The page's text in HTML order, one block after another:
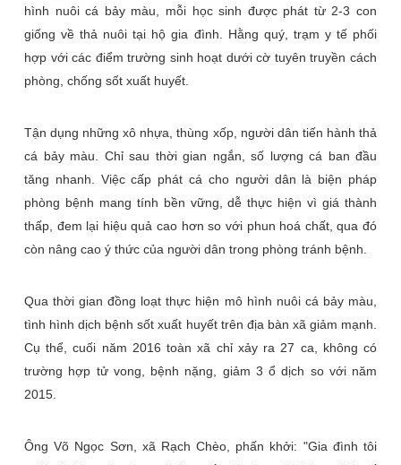
hình nuôi cá bảy màu, mỗi học sinh được phát từ 2-3 con
giống về thả nuôi tại hộ gia đình. Hằng quý, trạm y tế phối
hợp với các điểm trường sinh hoạt dưới cờ tuyên truyền cách
phòng, chống sốt xuất huyết.
Tận dụng những xô nhựa, thùng xốp, người dân tiến hành thả
cá bảy màu. Chỉ sau thời gian ngắn, số lượng cá ban đầu
tăng nhanh. Việc cấp phát cá cho người dân là biện pháp
phòng bệnh mang tính bền vững, dễ thực hiện vì giá thành
thấp, đem lại hiệu quả cao hơn so với phun hoá chất, qua đó
còn nâng cao ý thức của người dân trong phòng tránh bệnh.
Qua thời gian đồng loạt thực hiện mô hình nuôi cá bảy màu,
tình hình dịch bệnh sốt xuất huyết trên địa bàn xã giảm mạnh.
Cụ thể, cuối năm 2016 toàn xã chỉ xảy ra 27 ca, không có
trường hợp tử vong, bệnh nặng, giảm 3 ổ dịch so với năm
2015.
Ông Võ Ngọc Sơn, xã Rạch Chèo, phấn khởi: "Gia đình tôi